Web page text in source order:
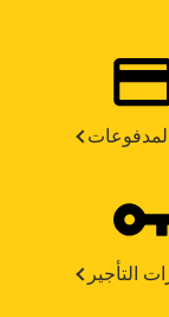
التأجير